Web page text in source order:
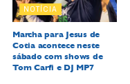
NOTÍCIA
Marcha para Jesus de
Cotia acontece neste
sábado com shows de
Tom Carfi e DJ MP7